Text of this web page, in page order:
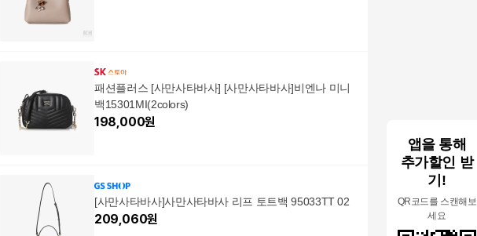
앱을 통해
추가할인 받
기!
QR코드를 스캔해보
세요
패션플러스 [사만사타바사] [사만사타바사]비엔나 미니
백15301MI(2colors)
198,000원
[사만사타바사]사만사타바사 리프 토트백 95033TT 02
209,060원